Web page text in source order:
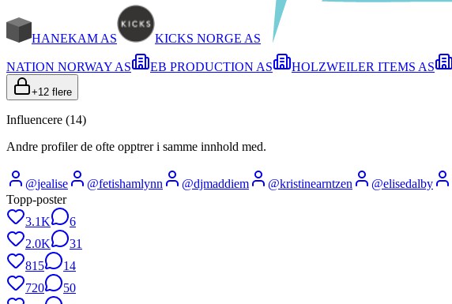
HANEKAM AS KICKS NORGE AS
NATION NORWAY AS EB PRODUCTION AS HOLZWEILER ITEMS AS
+12 flere
Influencere (14)
Andre profiler de ofte opptrer i samme innhold med.
@jealise @fetishamlynn @djmaddiem @kristinearntzen @elisedalby
Topp-poster
3.1K
6
2.0K
31
815
14
720
50